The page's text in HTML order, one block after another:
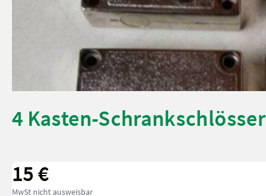
4 Kasten-Schrankschlösser
15 €
MwSt nicht ausweisbar